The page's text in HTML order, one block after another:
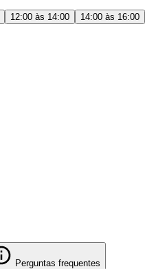
12:00 às 14:00
14:00 às 16:00
Perguntas frequentes